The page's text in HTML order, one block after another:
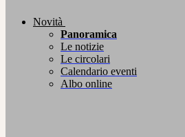
Novità
Panoramica
Le notizie
Le circolari
Calendario eventi
Albo online